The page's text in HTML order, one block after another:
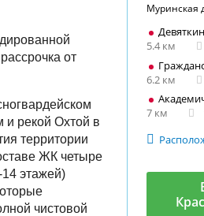
Муринская
5.4 км
6.2 км
7 км
от
и рекой Охтой в
территории
ЖК четыре
этажей)
чистовой